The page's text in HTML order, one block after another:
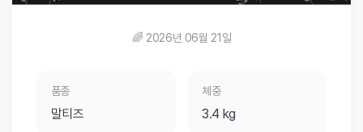
🌈 2026년 06월 21일
품종
말티즈
체중
3.4 kg